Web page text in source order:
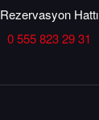
Rezervasyon Hattı
0 555 823 29 31